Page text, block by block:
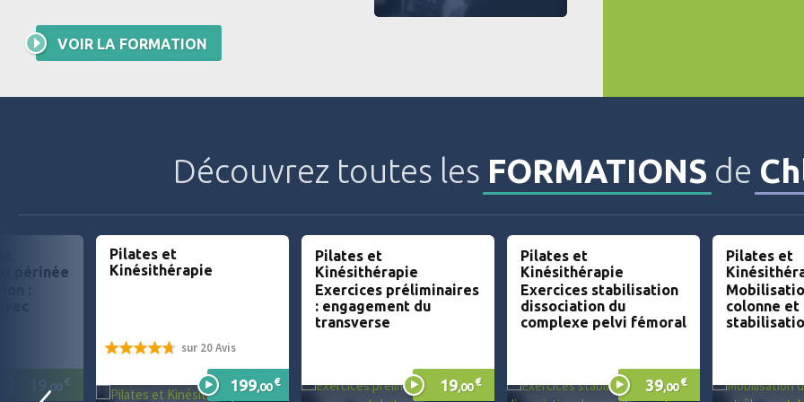
VOIR LA FORMATION
Découvrez toutes les FORMATIONS de
périnée
19,00€
Pilates et
Kinésithérapie
sur 20 Avis
199,00€
Pilates et
Kinésithérapie
Exercices préliminaires
: engagement du
transverse
19,00€
Pilates et
Kinésithérapie
Exercices stabilisation
dissociation du
complexe pelvi fémoral
39,00€
Pilates et
colonne et